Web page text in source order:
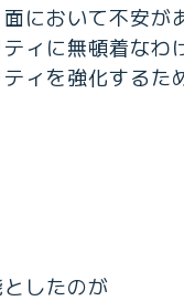
において不安が
ィに無頓着なわ
ィを強化するた
したのが